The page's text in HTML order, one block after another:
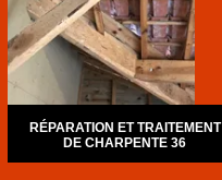
RÉPARATION ET TRAITEMENT
DE CHARPENTE 36